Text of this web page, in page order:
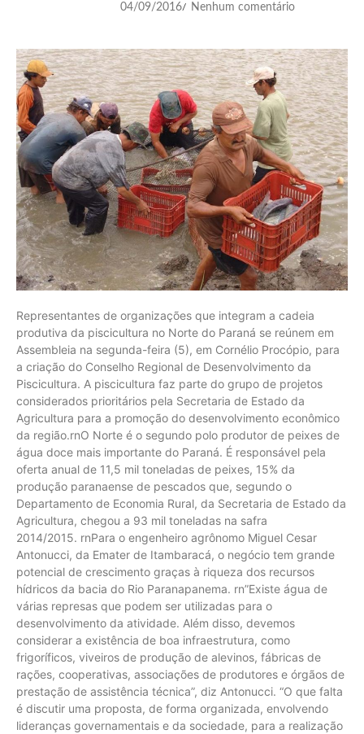
04/09/2016/ Nenhum comentário
Representantes de organizações que integram a cadeia
produtiva da piscicultura no Norte do Paraná se reúnem em
Assembleia na segunda-feira (5), em Cornélio Procópio, para
a criação do Conselho Regional de Desenvolvimento da
Piscicultura. A piscicultura faz parte do grupo de projetos
considerados prioritários pela Secretaria de Estado da
Agricultura para a promoção do desenvolvimento econômico
da região.rnO Norte é o segundo polo produtor de peixes de
água doce mais importante do Paraná. É responsável pela
oferta anual de 11,5 mil toneladas de peixes, 15% da
produção paranaense de pescados que, segundo o
Departamento de Economia Rural, da Secretaria de Estado da
Agricultura, chegou a 93 mil toneladas na safra
2014/2015. rnPara o engenheiro agrônomo Miguel Cesar
Antonucci, da Emater de Itambaracá, o negócio tem grande
potencial de crescimento graças à riqueza dos recursos
hídricos da bacia do Rio Paranapanema. rn”Existe água de
várias represas que podem ser utilizadas para o
desenvolvimento da atividade. Além disso, devemos
considerar a existência de boa infraestrutura, como
frigoríficos, viveiros de produção de alevinos, fábricas de
rações, cooperativas, associações de produtores e órgãos de
prestação de assistência técnica”, diz Antonucci. “O que falta
é discutir uma proposta, de forma organizada, envolvendo
lideranças governamentais e da sociedade, para a realização